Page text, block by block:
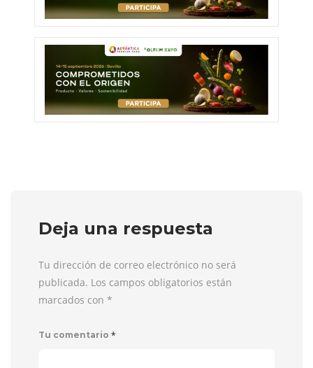
Deja una respuesta
Tu dirección de correo electrónico no será
publicada. Los campos obligatorios están
marcados con *
Tu comentario *